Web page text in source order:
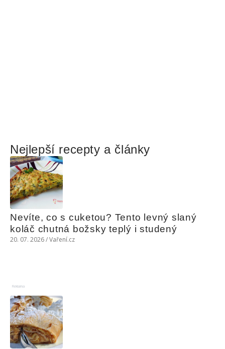
Nejlepší recepty a články
Nevíte, co s cuketou? Tento levný slaný
koláč chutná božsky teplý i studený
20. 07. 2026 / Vaření.cz
Reklama